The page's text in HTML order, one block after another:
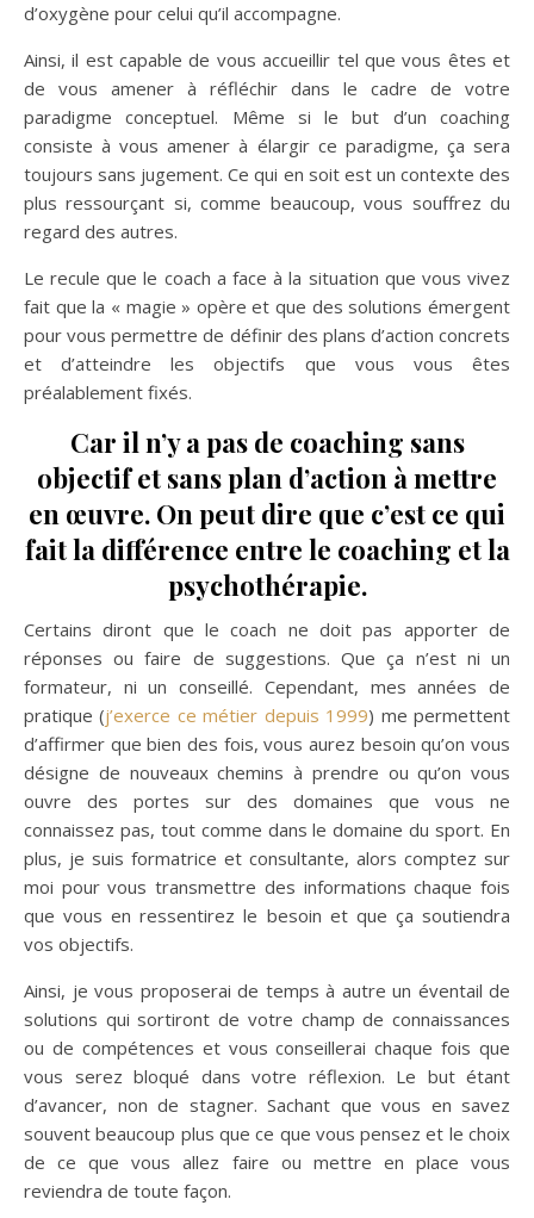
d’oxygène pour celui qu’il accompagne.
Ainsi, il est capable de vous accueillir tel que vous êtes et
de vous amener à réfléchir dans le cadre de votre
paradigme conceptuel. Même si le but d’un coaching
consiste à vous amener à élargir ce paradigme, ça sera
toujours sans jugement. Ce qui en soit est un contexte des
plus ressourçant si, comme beaucoup, vous souffrez du
regard des autres.
Le recule que le coach a face à la situation que vous vivez
fait que la « magie » opère et que des solutions émergent
pour vous permettre de définir des plans d’action concrets
et d’atteindre les objectifs que vous vous êtes
préalablement fixés.
Car il n’y a pas de coaching sans
objectif et sans plan d’action à mettre
en œuvre. On peut dire que c’est ce qui
fait la différence entre le coaching et la
psychothérapie.
Certains diront que le coach ne doit pas apporter de
réponses ou faire de suggestions. Que ça n’est ni un
formateur, ni un conseillé. Cependant, mes années de
pratique (j’exerce ce métier depuis 1999) me permettent
d’affirmer que bien des fois, vous aurez besoin qu’on vous
désigne de nouveaux chemins à prendre ou qu’on vous
ouvre des portes sur des domaines que vous ne
connaissez pas, tout comme dans le domaine du sport. En
plus, je suis formatrice et consultante, alors comptez sur
moi pour vous transmettre des informations chaque fois
que vous en ressentirez le besoin et que ça soutiendra
vos objectifs.
Ainsi, je vous proposerai de temps à autre un éventail de
solutions qui sortiront de votre champ de connaissances
ou de compétences et vous conseillerai chaque fois que
vous serez bloqué dans votre réflexion. Le but étant
d’avancer, non de stagner. Sachant que vous en savez
souvent beaucoup plus que ce que vous pensez et le choix
de ce que vous allez faire ou mettre en place vous
reviendra de toute façon.